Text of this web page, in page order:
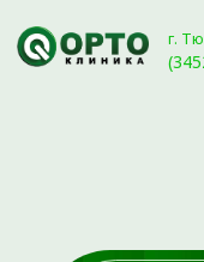
(3452) 560-266